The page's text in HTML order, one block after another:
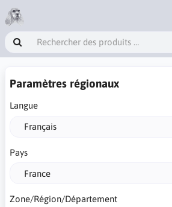
Paramètres régionaux
Langue
Pays
Zone/Région/Département